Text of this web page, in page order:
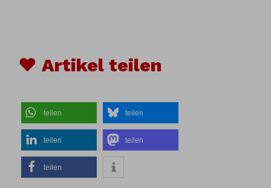
♥ Artikel teilen
teilen teilen
teilen teilen
teilen